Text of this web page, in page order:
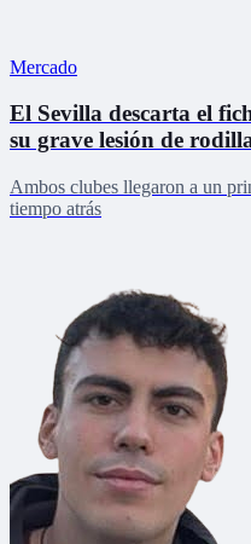
Mercado
El Sevilla descarta el
su grave lesión de
Ambos clubes llegaron a un
tiempo atrás